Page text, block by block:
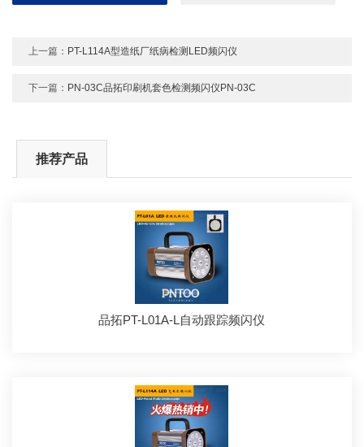
上一篇： PT-L114A型造纸厂纸病检测LED频闪仪
下一篇： PN-03C品拓印刷机套色检测频闪仪PN-03C
推荐产品
品拓PT-L01A-L自动跟踪频闪仪